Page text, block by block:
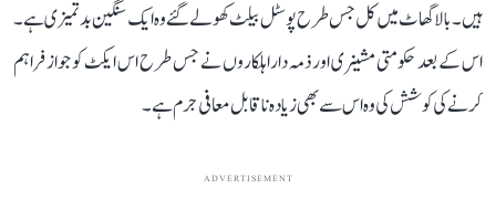
ہیں۔ بالاگھاٹ میں کل جس طرح پوسٹل بیلٹ کھولے گئے وہ ایک سنگین بدتمیزی ہے۔
اس کے بعد حکومتی مشینری اور ذمہ دار اہلکاروں نے جس طرح اس ایکٹ کو جواز فراہم
کرنے کی کوشش کی وہ اس سے بھی زیادہ ناقابل معافی جرم ہے۔
ADVERTISEMENT